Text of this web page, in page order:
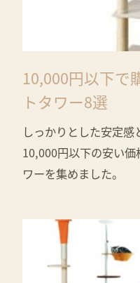
10,000円以下で
トタワー8選
しっかりとした安定感
10,000円以下の安い
ワーを集めました。